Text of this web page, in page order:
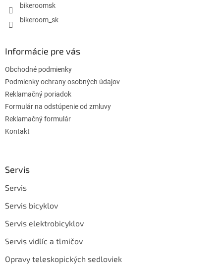
bikeroomsk
bikeroom_sk
Informácie pre vás
Obchodné podmienky
Podmienky ochrany osobných údajov
Reklamačný poriadok
Formulár na odstúpenie od zmluvy
Reklamačný formulár
Kontakt
Servis
Servis
Servis bicyklov
Servis elektrobicyklov
Servis vidlíc a tlmičov
Opravy teleskopických sedloviek